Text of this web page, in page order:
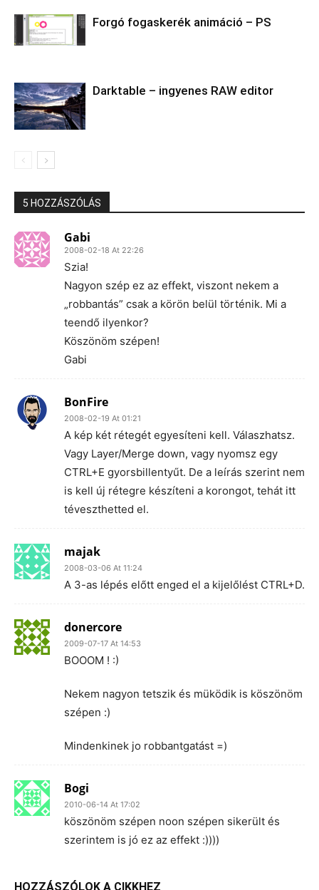
Forgó fogaskerék animáció – PS
Darktable – ingyenes RAW editor
5 HOZZÁSZÓLÁS
Gabi
2008-02-18 At 22:26
Szia!
Nagyon szép ez az effekt, viszont nekem a
„robbantás” csak a körön belül történik. Mi a
teendő ilyenkor?
Köszönöm szépen!
Gabi
BonFire
2008-02-19 At 01:21
A kép két rétegét egyesíteni kell. Válaszhatsz.
Vagy Layer/Merge down, vagy nyomsz egy
CTRL+E gyorsbillentyűt. De a leírás szerint nem
is kell új rétegre készíteni a korongot, tehát itt
téveszthetted el.
majak
2008-03-06 At 11:24
A 3-as lépés előtt enged el a kijelőlést CTRL+D.
donercore
2009-07-17 At 14:53
BOOOM ! :)
Nekem nagyon tetszik és müködik is köszönöm
szépen :)
Mindenkinek jo robbantgatást =)
Bogi
2010-06-14 At 17:02
köszönöm szépen noon szépen sikerült és
szerintem is jó ez az effekt :))))
HOZZÁSZÓLOK A CIKKHEZ